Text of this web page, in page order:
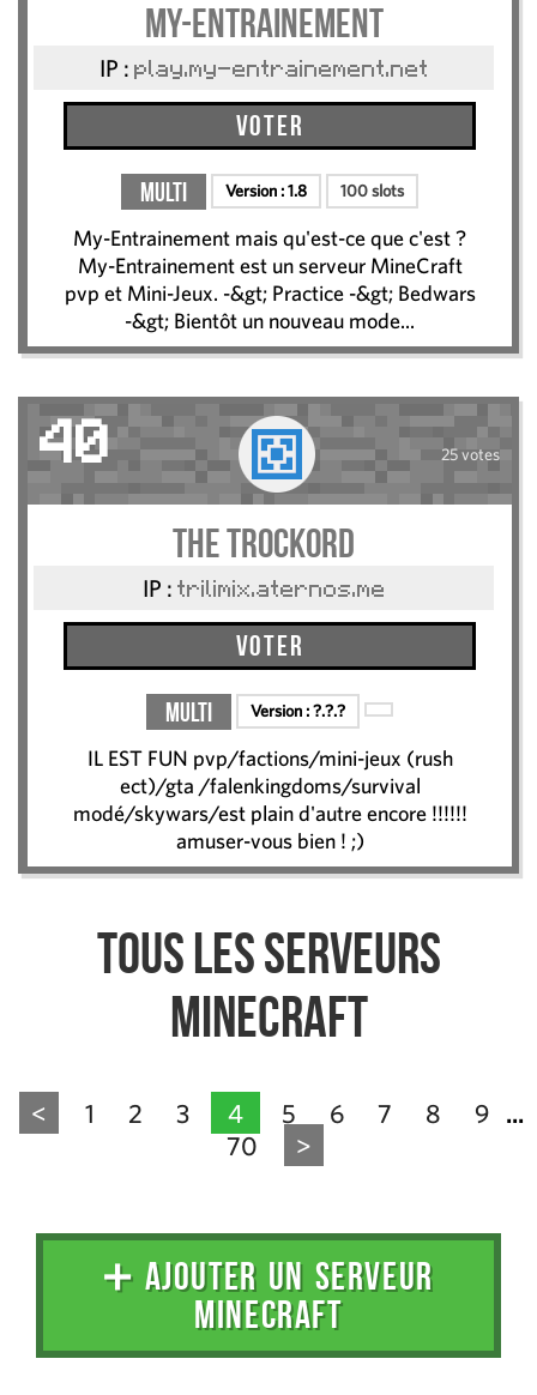
My-Entrainement
IP : play.my-entrainement.net
Voter
Multi Version :1.8 100 slots
My-Entrainement mais qu'est-ce que c'est ?
My-Entrainement est un serveur MineCraft
pvp et Mini-Jeux. -&gt; Practice -&gt; Bedwars
-&gt; Bientôt un nouveau mode...
40 25 votes
THE TROCKORD
IP : trilimix.aternos.me
Voter
Multi Version :?.?.?
IL EST FUN pvp/factions/mini-jeux (rush
ect)/gta /falenkingdoms/survival
modé/skywars/est plain d'autre encore !!!!!!
amuser-vous bien ! ;)
Tous les serveurs
Minecraft
< 1 2 3 4 5 6 7 8 9 ...
70 >
➕ AJOUTER UN SERVEUR
MINECRAFT